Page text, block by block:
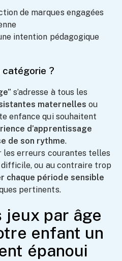
de marques engagées
intention pédagogique
catégorie ?
s’adresse à tous les
maternelles ou
enfance qui souhaitent
d’apprentissage
de son rythme.
les erreurs courantes telles
ou au contraire trop
chaque période sensible
pertinents.
jeux par âge
enfant un
épanoui